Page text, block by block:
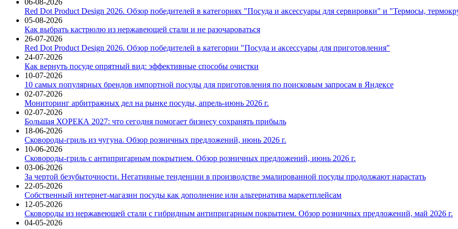
06-08-2026
Red Dot Product Design 2026. Обзор победителей в категориях "Посуда и аксессуары для сервировки" и "Термосы,
05-08-2026
Как выбрать кастрюлю из нержавеющей стали и не разочароваться
26-07-2026
Red Dot Product Design 2026. Обзор победителей в категории "Посуда и аксессуары для приготовления"
24-07-2026
Как вернуть посуде опрятный вид: эффективные способы очистки
10-07-2026
10 самых популярных брендов импортной посуды для приготовления по поисковым запросам в Яндексе
02-07-2026
Мониторинг арбитражных дел на рынке посуды, апрель-июнь 2026 г.
02-07-2026
Большая ХОРЕКА 2027: что сегодня помогает бизнесу сохранять прибыль
18-06-2026
Сковороды-гриль из чугуна. Обзор розничных предложений, июнь 2026 г.
10-06-2026
Сковороды-гриль с антипригарным покрытием. Обзор розничных предложений, июнь 2026 г.
03-06-2026
За чертой безубыточности. Негативные тенденции в производстве эмалированной посуды продолжают нарастать
22-05-2026
Собственный интернет-магазин посуды как дополнение или альтернатива маркетплейсам
12-05-2026
Сковороды из нержавеющей стали с гибридным антипригарным покрытием. Обзор розничных предложений, май 2026 г.
04-05-2026